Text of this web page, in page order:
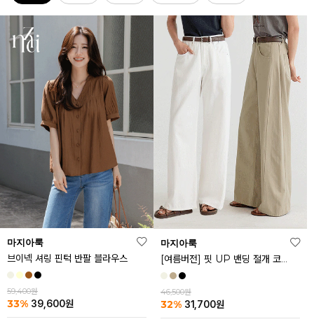
마지아룩
브이넥 셔링 핀턱 반팔 블라우스
59,400원
33% 39,600원
마지아룩
[여름버전] 핏 UP 밴딩 절개 코튼 팬츠
46,500원
32% 31,700원